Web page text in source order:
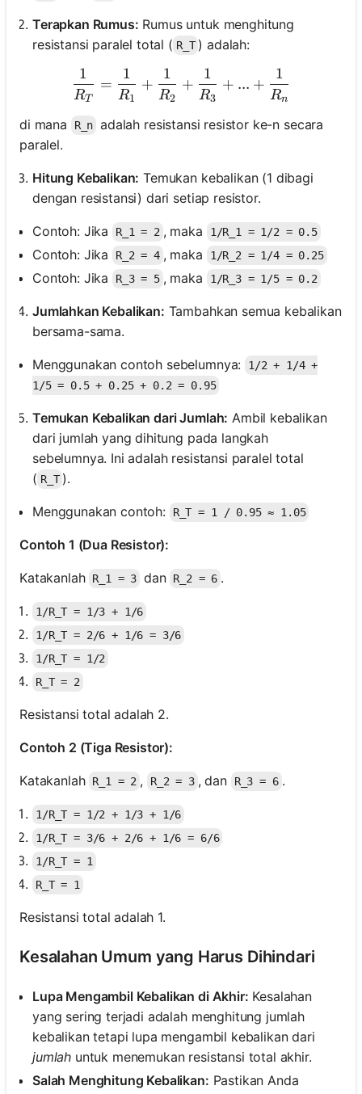
Terapkan Rumus: Rumus untuk menghitung
resistansi paralel total ( R_T ) adalah:
\frac{1}{R_T} =
RT
1
=
R1
1
+
R2
1
+
R3
1
+ ... +
Rn
1
di mana R_n adalah resistansi resistor ke-n secara
paralel.
Hitung Kebalikan: Temukan kebalikan (1 dibagi
dengan resistansi) dari setiap resistor.
Contoh: Jika R_1 = 2 , maka 1/R_1 = 1/2 = 0.5
Contoh: Jika R_2 = 4 , maka 1/R_2 = 1/4 = 0.25
Contoh: Jika R_3 = 5 , maka 1/R_3 = 1/5 = 0.2
Jumlahkan Kebalikan: Tambahkan semua kebalikan
bersama-sama.
Menggunakan contoh sebelumnya:
1/2 + 1/4 +
1/5 = 0.5 + 0.25 + 0.2 = 0.95
Temukan Kebalikan dari Jumlah: Ambil kebalikan
dari jumlah yang dihitung pada langkah
sebelumnya. Ini adalah resistansi paralel total
( R_T ).
Menggunakan contoh: R_T = 1 / 0.95 ≈ 1.05
Contoh 1 (Dua Resistor):
Katakanlah R_1 = 3 dan R_2 = 6 .
1/R_T = 1/3 + 1/6
1/R_T = 2/6 + 1/6 = 3/6
1/R_T = 1/2
R_T = 2
Resistansi total adalah 2.
Contoh 2 (Tiga Resistor):
Katakanlah R_1 = 2 , R_2 = 3 , dan R_3 = 6 .
1/R_T = 1/2 + 1/3 + 1/6
1/R_T = 3/6 + 2/6 + 1/6 = 6/6
1/R_T = 1
R_T = 1
Resistansi total adalah 1.
Kesalahan Umum yang Harus Dihindari
Lupa Mengambil Kebalikan di Akhir: Kesalahan
yang sering terjadi adalah menghitung jumlah
kebalikan tetapi lupa mengambil kebalikan dari
jumlah untuk menemukan resistansi total akhir.
Salah Menghitung Kebalikan: Pastikan Anda